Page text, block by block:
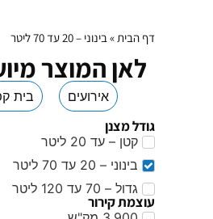
דף הבית»בינוני – 20 עד 70 ליטר
לאן המוצר
אירועים בית
גודל מצנן
קטן – עד 20 ליטר
בינוני – 20 עד 70 ליטר
גדול – 70 עד 120 ליטר
עוצמת קירור